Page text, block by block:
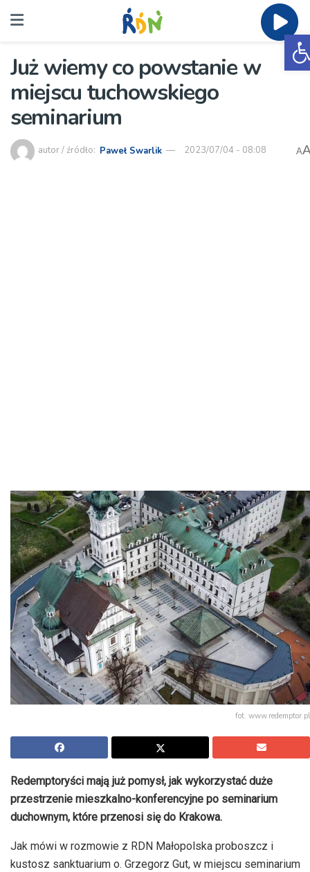
Już wiemy co powstanie w
miejscu tuchowskiego
seminarium
autor / źródło: Paweł Swarlik 2023/07/04 - 08:08 A
fot. www.redemptor.pl
Redemptoryści mają już pomysł, jak wykorzystać duże
przestrzenie mieszkalno-konferencyjne po seminarium
duchownym, które przenosi się do Krakowa.
Jak mówi w rozmowie z RDN Małopolska proboszcz i
kustosz sanktuarium o. Grzegorz Gut, w miejscu seminarium